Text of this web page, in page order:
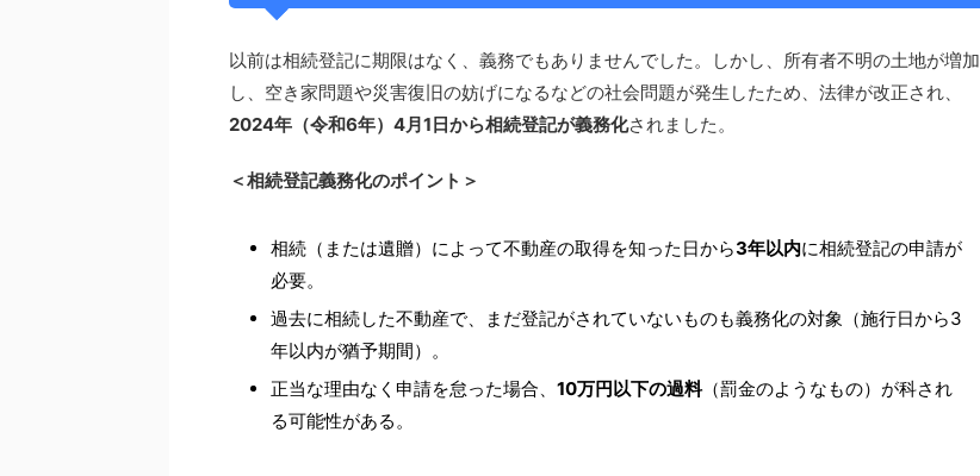
以前は相続登記に期限はなく、義務でもありませんでした。しかし、所有者不明の土地が増加
し、空き家問題や災害復旧の妨げになるなどの社会問題が発生したため、法律が改正され、
2024年（令和6年）4月1日から相続登記が義務化されました。
＜相続登記義務化のポイント＞
相続（または遺贈）によって不動産の取得を知った日から3年以内に相続登記の申請が
必要。
過去に相続した不動産で、まだ登記がされていないものも義務化の対象（施行日から3
年以内が猶予期間）。
正当な理由なく申請を怠った場合、 10万円以下の過料（罰金のようなもの）が科され
る可能性がある。